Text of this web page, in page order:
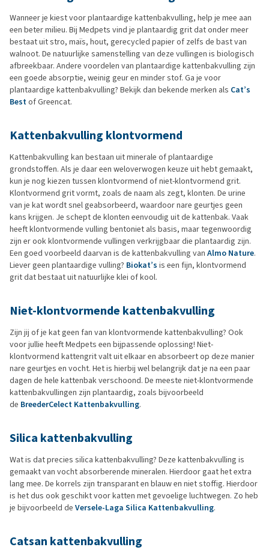
Wanneer je kiest voor plantaardige kattenbakvulling, help je mee aan
een beter milieu. Bij Medpets vind je plantaardig grit dat onder meer
bestaat uit stro, maïs, hout, gerecycled papier of zelfs de bast van
walnoot. De natuurlijke samenstelling van deze vullingen is biologisch
afbreekbaar. Andere voordelen van plantaardige kattenbakvulling zijn
een goede absorptie, weinig geur en minder stof. Ga je voor
plantaardige kattenbakvulling? Bekijk dan bekende merken als Cat’s
Bestof Greencat.
Kattenbakvulling klontvormend
Kattenbakvulling kan bestaan uit minerale of plantaardige
grondstoffen. Als je daar een weloverwogen keuze uit hebt gemaakt,
kun je nog kiezen tussen klontvormend of niet-klontvormend grit.
Klontvormend grit vormt, zoals de naam als zegt, klonten. De urine
van je kat wordt snel geabsorbeerd, waardoor nare geurtjes geen
kans krijgen. Je schept de klonten eenvoudig uit de kattenbak. Vaak
heeft klontvormende vulling bentoniet als basis, maar tegenwoordig
zijn er ook klontvormende vullingen verkrijgbaar die plantaardig zijn.
Een goed voorbeeld daarvan is de kattenbakvulling van Almo Nature.
Liever geen plantaardige vulling? Biokat’s is een fijn, klontvormend
grit dat bestaat uit natuurlijke klei of kool.
Niet-klontvormende kattenbakvulling
Zijn jij of je kat geen fan van klontvormende kattenbakvulling? Ook
voor jullie heeft Medpets een bijpassende oplossing! Niet-
klontvormend kattengrit valt uit elkaar en absorbeert op deze manier
nare geurtjes en vocht. Het is hierbij wel belangrijk dat je na een paar
dagen de hele kattenbak verschoond. De meeste niet-klontvormende
kattenbakvullingen zijn plantaardig, zoals bijvoorbeeld
de BreederCelect Kattenbakvulling.
Silica kattenbakvulling
Wat is dat precies silica kattenbakvulling? Deze kattenbakvulling is
gemaakt van vocht absorberende mineralen. Hierdoor gaat het extra
lang mee. De korrels zijn transparant en blauw en niet stoffig. Hierdoor
is het dus ook geschikt voor katten met gevoelige luchtwegen. Zo heb
je bijvoorbeeld de Versele-Laga Silica Kattenbakvulling.
Catsan kattenbakvulling